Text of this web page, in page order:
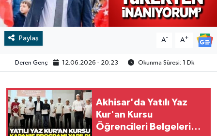
Paylaş A- A+
Deren Genç 12.06.2026 - 20:23 Okunma Süresi: 1 Dk
Akhisar'da Yatılı Yaz
Kur'an Kursu
Öğrencileri Belgelerini
Künye
SPOR
Video